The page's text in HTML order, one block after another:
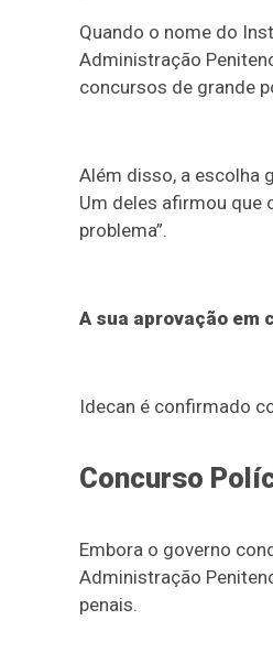
Quando o nome do
Administração
concursos de grande
Além disso, a escolha
Um deles afirmou que
problema”.
A sua aprovação em
Idecan é confirmado
Concurso
Embora o governo
Administração
penais.